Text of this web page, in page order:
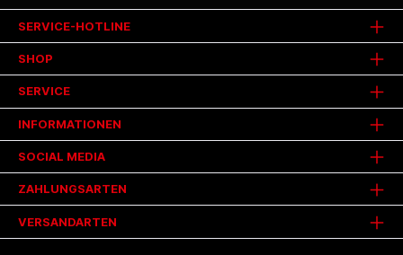
SHOP
SERVICE
INFORMATIONEN
SERVICE-HOTLINE
SOCIAL MEDIA
ZAHLUNGSARTEN
VERSANDARTEN